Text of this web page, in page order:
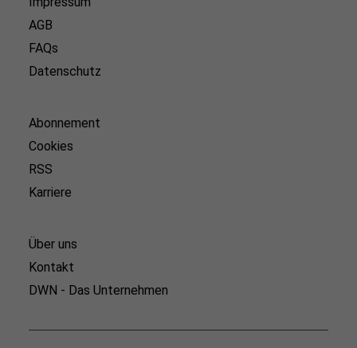
AGB
FAQs
Datenschutz
Abonnement
Cookies
RSS
Karriere
Über uns
Kontakt
DWN - Das Unternehmen